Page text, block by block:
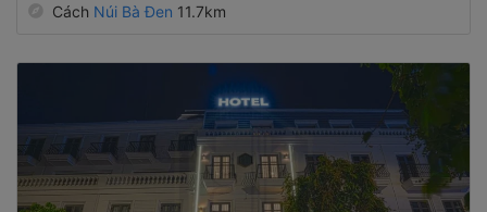
Cách Núi Bà Đen 11.7km